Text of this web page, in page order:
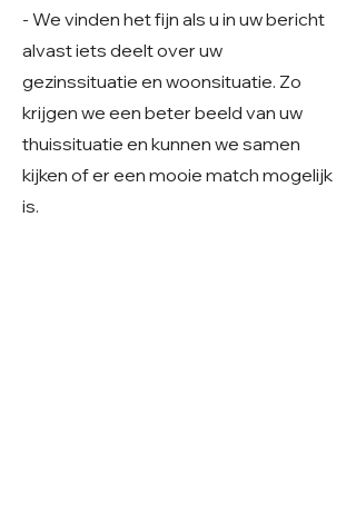
- We vinden het fijn als u in uw bericht
alvast iets deelt over uw
gezinssituatie en woonsituatie. Zo
krijgen we een beter beeld van uw
thuissituatie en kunnen we samen
kijken of er een mooie match mogelijk
is.